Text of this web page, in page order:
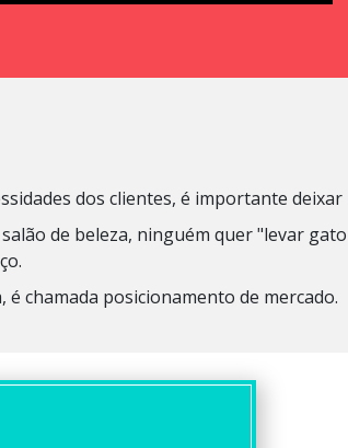
dos clientes, é importante
de beleza, ninguém quer "levar
chamada posicionamento de mercado.